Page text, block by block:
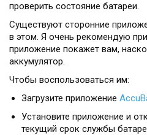
проверить состояние батареи.
Существуют сторонние
в этом. Я очень рекомендую
приложение покажет вам,
аккумулятор.
Чтобы воспользоваться им:
Загрузите приложение
Установите приложение и
текущий срок службы